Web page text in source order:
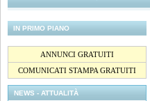
IN PRIMO PIANO
ANNUNCI GRATUITI
COMUNICATI STAMPA GRATUITI
NEWS - ATTUALITÀ